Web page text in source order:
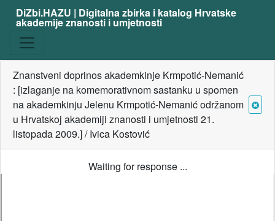
DiZbi.HAZU | Digitalna zbirka i katalog Hrvatske
akademije znanosti i umjetnosti
Znanstveni doprinos akademkinje Krmpotić-Nemanić
: [izlaganje na komemorativnom sastanku u spomen
na akademkinju Jelenu Krmpotić-Nemanić održanom
u Hrvatskoj akademiji znanosti i umjetnosti 21.
listopada 2009.] / Ivica Kostović
Waiting for response ...